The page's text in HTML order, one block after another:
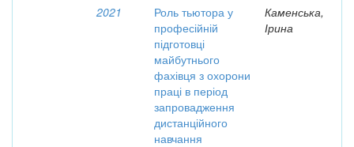
2021
Роль тьютора у
професійній
підготовці
майбутнього
фахівця з охорони
праці в період
запровадження
дистанційного
навчання
Каменська,
Ірина